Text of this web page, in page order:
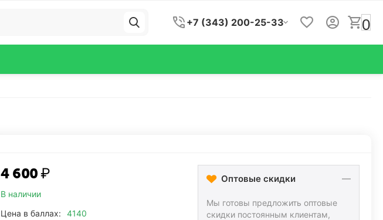
+7 (343) 200-25-33 0
4 600₽
В наличии
Цена в баллах:
4140
Оптовые скидки
Мы готовы предложить оптовые
скидки постоянным клиентам,